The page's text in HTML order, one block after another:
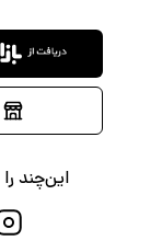
این‌چند